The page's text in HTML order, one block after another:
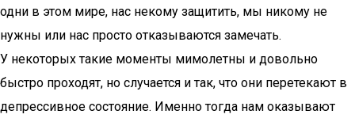
одни в этом мире, нас некому защитить, мы никому не
нужны или нас просто отказываются замечать.
У некоторых такие моменты мимолетны и довольно
быстро проходят, но случается и так, что они перетекают в
депрессивное состояние. Именно тогда нам оказывают